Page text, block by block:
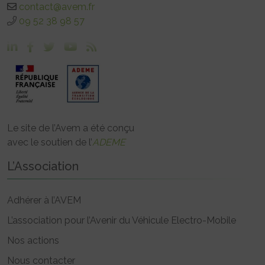
contact@avem.fr
09 52 38 98 57
Le site de l’Avem a été conçu
avec le soutien de l’ADEME
L’Association
Adhérer à l’AVEM
L’association pour l’Avenir du Véhicule Electro-Mobile
Nos actions
Nous contacter